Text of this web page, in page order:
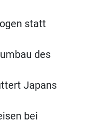
statt
des
Japans
bei